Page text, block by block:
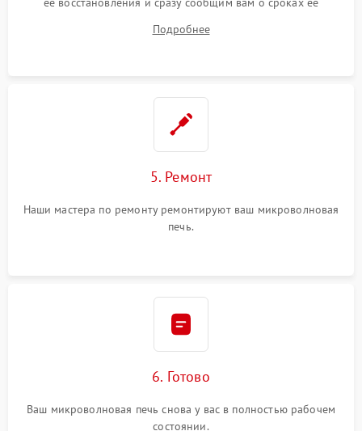
Подробнее
5. Ремонт
Наши мастера по ремонту ремонтируют ваш микроволновая
печь.
6. Готово
Ваш микроволновая печь снова у вас в полностью рабочем
состоянии.